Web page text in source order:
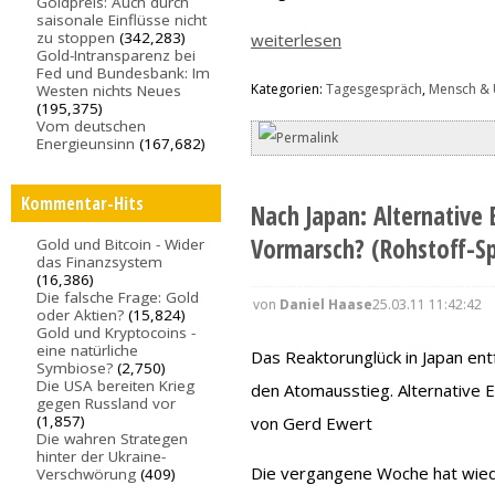
saisonale Einflüsse nicht
zu stoppen (342,283)
Gold-Intransparenz bei
Fed und Bundesbank: Im
Westen nichts Neues
(195,375)
Vom deutschen
Energieunsinn (167,682)
Kommentar-Hits
Gold und Bitcoin - Wider
das Finanzsystem
(16,386)
Die falsche Frage: Gold
oder Aktien? (15,824)
Gold und Kryptocoins -
eine natürliche
Symbiose? (2,750)
Die USA bereiten Krieg
gegen Russland vor
(1,857)
Die wahren Strategen
hinter der Ukraine-
Verschwörung (409)
weiterlesen
Kategorien:Tagesgespräch, Mensch &
Nach Japan: Alternative
Vormarsch? (Rohstoff-
von Daniel Haase25.03.11 11:42:42
Das Reaktorunglück in Japan
den Atomausstieg. Alternative
von Gerd Ewert
Die vergangene Woche hat